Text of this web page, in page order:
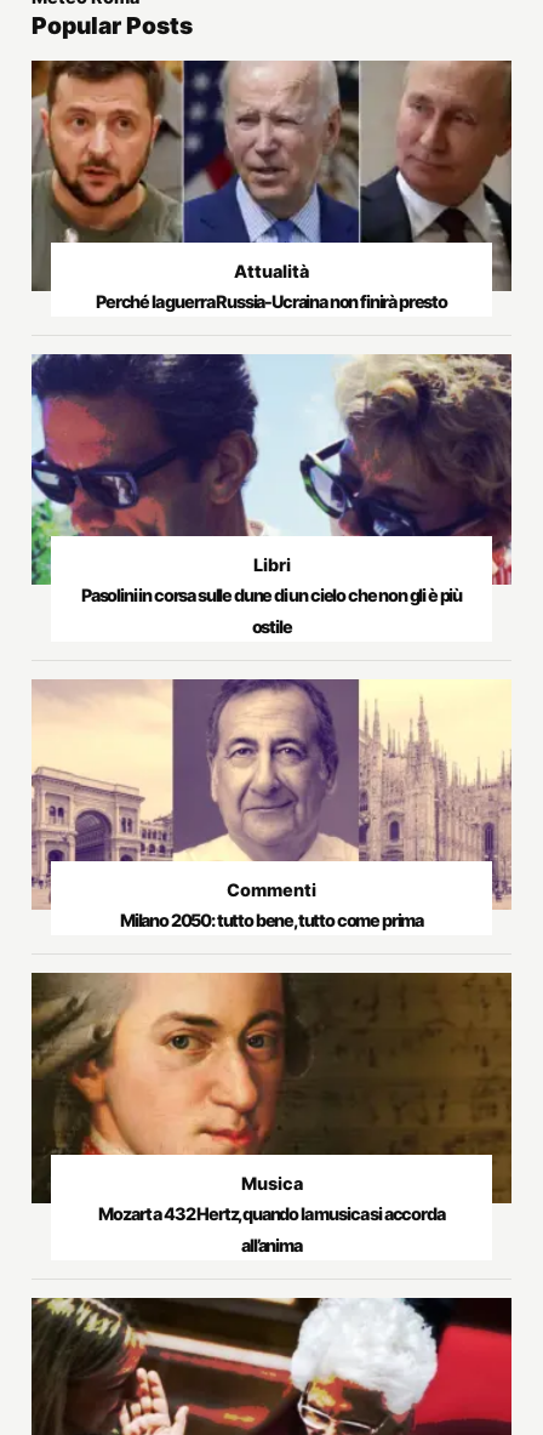
Popular Posts
Attualità
Perché la guerra Russia-Ucraina non finirà presto
Libri
Pasolini in corsa sulle dune di un cielo che non gli è più
ostile
Commenti
Milano 2050: tutto bene, tutto come prima
Musica
Mozart a 432 Hertz, quando la musica si accorda
all’anima